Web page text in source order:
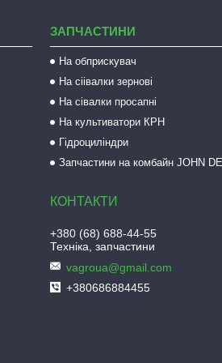
ЗАПЧАСТИНИ
На обприскувач
На сіівалки зернові
На сівалки просапні
На культиватори КРН
Гідроциліндри
Запчастини на комбайн JOHN
+380 (68) 688-44-55
Техніка, запчастини
vagroua@gmail.com
+380686884455